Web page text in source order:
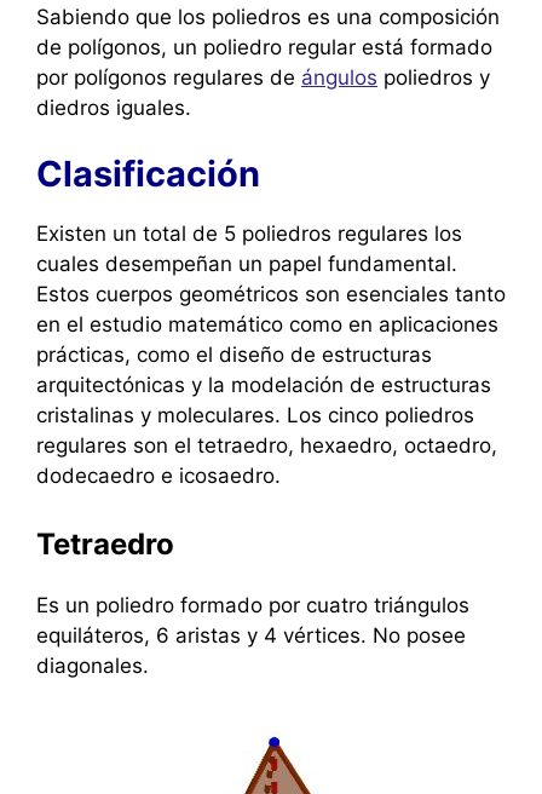
Sabiendo que los poliedros es una composición
de polígonos, un poliedro regular está formado
por polígonos regulares de ángulos poliedros y
diedros iguales.
Clasificación
Existen un total de 5 poliedros regulares los
cuales desempeñan un papel fundamental.
Estos cuerpos geométricos son esenciales tanto
en el estudio matemático como en aplicaciones
prácticas, como el diseño de estructuras
arquitectónicas y la modelación de estructuras
cristalinas y moleculares. Los cinco poliedros
regulares son el tetraedro, hexaedro, octaedro,
dodecaedro e icosaedro.
Tetraedro
Es un poliedro formado por cuatro triángulos
equiláteros, 6 aristas y 4 vértices. No posee
diagonales.